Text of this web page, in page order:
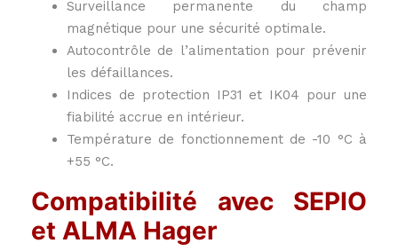
Surveillance permanente du champ
magnétique pour une sécurité optimale.
Autocontrôle de l’alimentation pour prévenir
les défaillances.
Indices de protection IP31 et IK04 pour une
fiabilité accrue en intérieur.
Température de fonctionnement de -10 °C à
+55 °C.
Compatibilité avec SEPIO
et ALMA Hager